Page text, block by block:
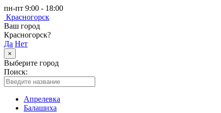
пн-пт 9:00 - 18:00
Красногорск
Ваш город
Красногорск?
Да Нет
×
Выберите город
Поиск:
Апрелевка
Балашиха